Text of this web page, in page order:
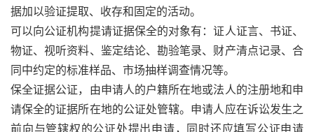
据加以验证提取、收存和固定的活动。
可以向公证机构提请证据保全的对象有：证人证言、书证、
物证、视听资料、鉴定结论、勘验笔录、财产清点记录、合
同中约定的标准样品、市场抽样调查情况等。
保全证据公证，由申请人的户籍所在地或法人的注册地和申
请保全的证据所在地的公证处管辖。申请人应在诉讼发生之
前向与管辖权的公证处提出申请，同时还应填写公证申请